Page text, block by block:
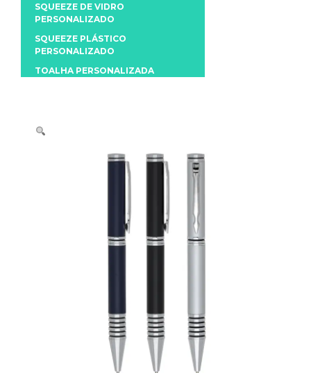
SQUEEZE DE VIDRO
PERSONALIZADO
SQUEEZE PLÁSTICO
PERSONALIZADO
TOALHA PERSONALIZADA